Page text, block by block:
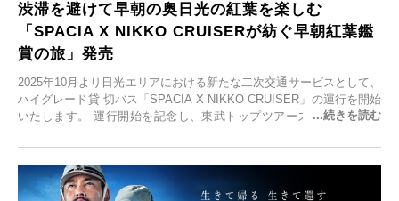
渋滞を避けて早朝の奥日光の紅葉を楽しむ
「SPACIA X NIKKO CRUISERが紡ぐ早朝紅葉鑑
賞の旅」発売
2025年10月より日光エリアにおける新たな二次交通サービスとして、
ハイグレード貸 切バス「SPACIA X NIKKO CRUISER」の運行を開始
いたします。 運行開始を記念し、東武トップツアーズ株式会社では
2025年9月12日(金)より発売いたします。